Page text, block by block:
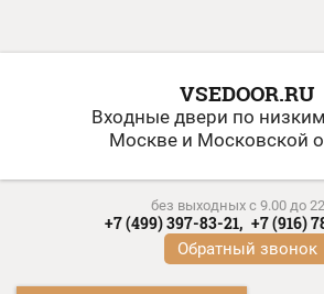
VSEDOOR.RU
Входные двери по
Москве и Московской
без выходных c 9.00 до
+7 (499) 397-83-21, +7 (916)
Обратный звонок